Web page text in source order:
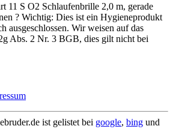
11 S O2 Schlaufenbrille 2,0 m, gerade
? Wichtig: Dies ist ein Hygieneprodukt
ausgeschlossen. Wir weisen auf das
Abs. 2 Nr. 3 BGB, dies gilt nicht bei
ist gelistet bei google, bing und